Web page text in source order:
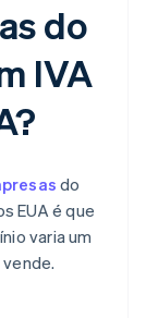
do
IVA
do
EUA é que
varia um